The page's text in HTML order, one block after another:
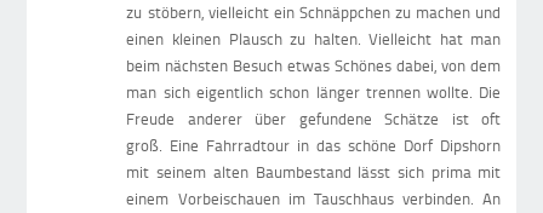
zu stöbern, vielleicht ein Schnäppchen zu machen und
einen kleinen Plausch zu halten. Vielleicht hat man
beim nächsten Besuch etwas Schönes dabei, von dem
man sich eigentlich schon länger trennen wollte. Die
Freude anderer über gefundene Schätze ist oft
groß. Eine Fahrradtour in das schöne Dorf Dipshorn
mit seinem alten Baumbestand lässt sich prima mit
einem Vorbeischauen im Tauschhaus verbinden. An